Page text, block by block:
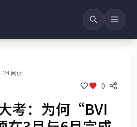
/24 阅读
0
考：为何“BVI